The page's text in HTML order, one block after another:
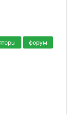
форум